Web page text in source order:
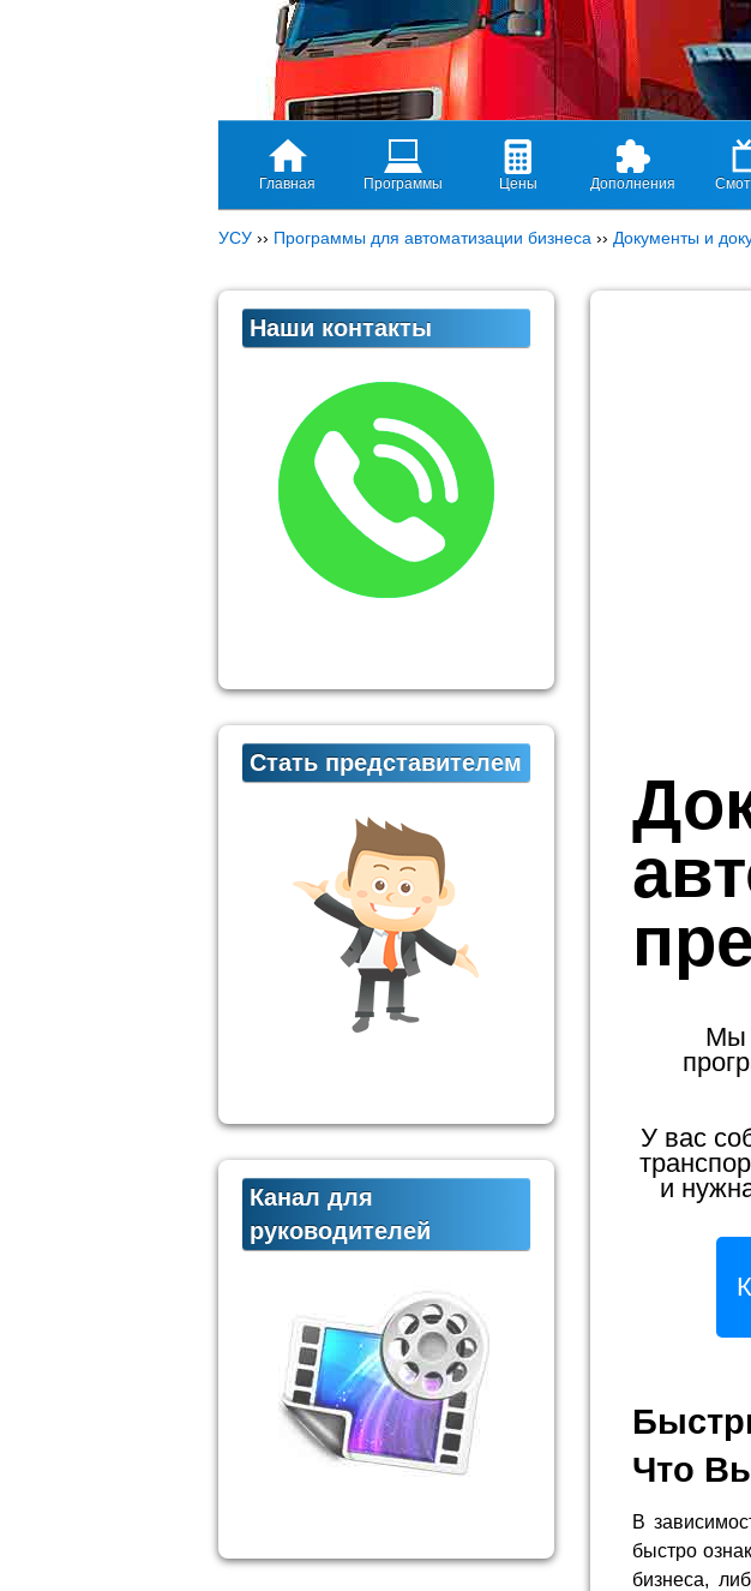
Главная Программы Цены Дополнения
УСУ ›› Программы для автоматизации бизнеса ›› Документы и
Мы
У вас
и
Что
В
быстро
бизнеса,
Наши контакты
Стать представителем
Канал для
руководителей